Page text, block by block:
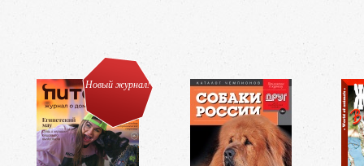
Новый журнал!